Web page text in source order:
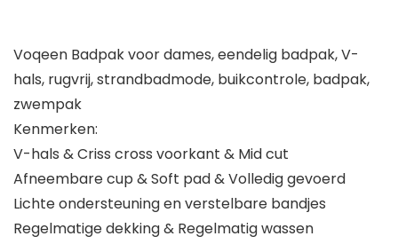
Voqeen Badpak voor dames, eendelig badpak, V-
hals, rugvrij, strandbadmode, buikcontrole, badpak,
zwempak
Kenmerken:
V-hals & Criss cross voorkant & Mid cut
Afneembare cup & Soft pad & Volledig gevoerd
Lichte ondersteuning en verstelbare bandjes
Regelmatige dekking & Regelmatig wassen